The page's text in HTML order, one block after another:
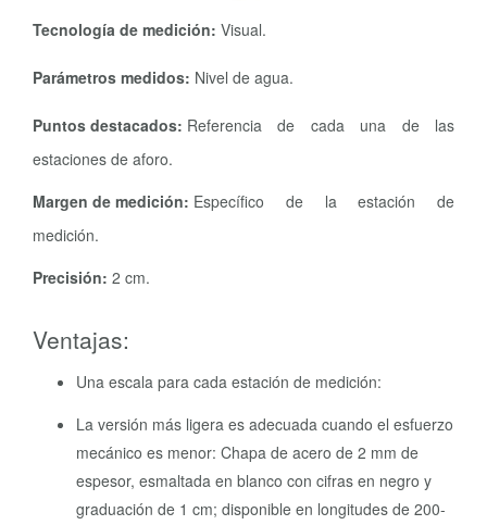
Tecnología de medición: Visual.
Parámetros medidos: Nivel de agua.
Puntos destacados: Referencia de cada una de las
estaciones de aforo.
Margen de medición: Específico de la estación de
medición.
Precisión: 2 cm.
Ventajas:
Una escala para cada estación de medición:
La versión más ligera es adecuada cuando el esfuerzo
mecánico es menor: Chapa de acero de 2 mm de
espesor, esmaltada en blanco con cifras en negro y
graduación de 1 cm; disponible en longitudes de 200-